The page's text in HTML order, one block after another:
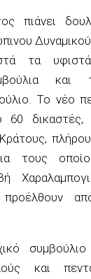
πιάνει
τα
και
Το νέο
60
τους
και